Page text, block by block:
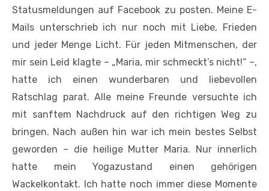
Statusmeldungen auf Facebook zu posten. Meine E-
Mails unterschrieb ich nur noch mit Liebe, Frieden
und jeder Menge Licht. Für jeden Mitmenschen, der
mir sein Leid klagte – „Maria, mir schmeckt’s nicht!“ –,
hatte ich einen wunderbaren und liebevollen
Ratschlag parat. Alle meine Freunde versuchte ich
mit sanftem Nachdruck auf den richtigen Weg zu
bringen. Nach außen hin war ich mein bestes Selbst
geworden – die heilige Mutter Maria. Nur innerlich
hatte mein Yogazustand einen gehörigen
Wackelkontakt. Ich hatte noch immer diese Momente